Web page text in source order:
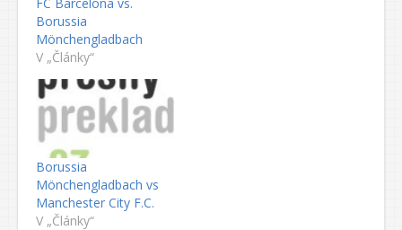
Borussia
Mönchengladbach
V „Články“
Borussia
Mönchengladbach vs
Manchester City F.C.
V „Články“